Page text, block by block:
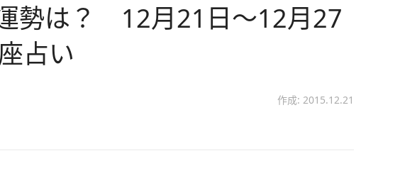
勢は？ 12月21日～12月27
占い
作成: 2015.12.21